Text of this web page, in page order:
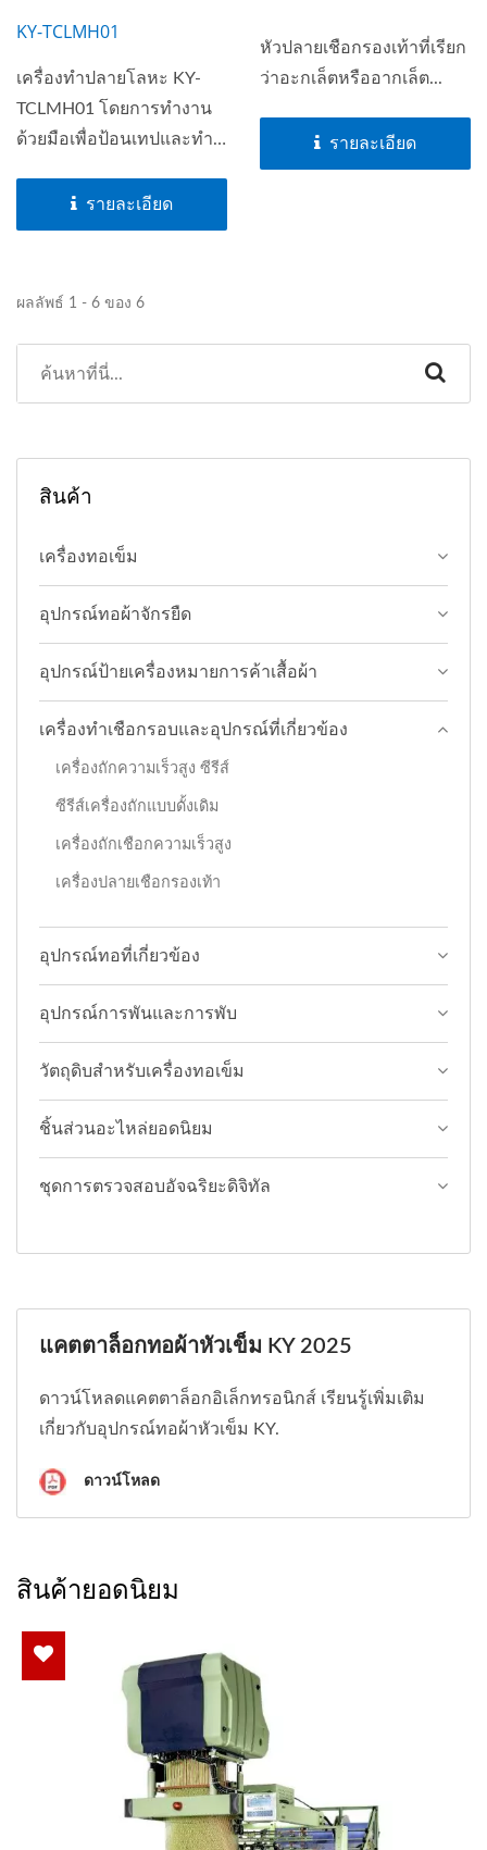
KY-TCLMH01
เครื่องทำปลายโลหะ KY-
TCLMH01 โดยการทำงาน
ด้วยมือเพื่อป้อนเทปและทำ
รายละเอียด
หัวปลายเชือกรองเท้าที่เรียก
ว่าอะกเล็ตหรืออากเล็ต...
รายละเอียด
ผลลัพธ์ 1 - 6 ของ 6
สินค้า
เครื่องทอเข็ม
อุปกรณ์ทอผ้าจักรยืด
อุปกรณ์ป้ายเครื่องหมายการค้าเสื้อผ้า
เครื่องทำเชือกรอบและอุปกรณ์ที่เกี่ยวข้อง
เครื่องถักความเร็วสูง ซีรีส์
ซีรีส์เครื่องถักแบบดั้งเดิม
เครื่องถักเชือกความเร็วสูง
เครื่องปลายเชือกรองเท้า
อุปกรณ์ทอที่เกี่ยวข้อง
อุปกรณ์การพันและการพับ
วัตถุดิบสำหรับเครื่องทอเข็ม
ชิ้นส่วนอะไหล่ยอดนิยม
ชุดการตรวจสอบอัจฉริยะดิจิทัล
แคตตาล็อกทอผ้าหัวเข็ม KY 2025
ดาวน์โหลดแคตตาล็อกอิเล็กทรอนิกส์ เรียนรู้เพิ่มเติม
เกี่ยวกับอุปกรณ์ทอผ้าหัวเข็ม KY.
ดาวน์โหลด
สินค้ายอดนิยม